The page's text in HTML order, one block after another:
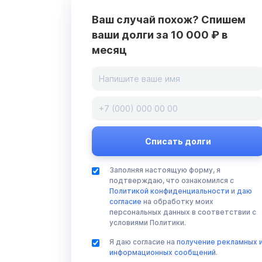
Ваш случай похож? Спишем
ваши долги за 10 000 ₽ в
месяц
Заполняя настоящую форму, я
подтверждаю, что ознакомился с
Политикой конфиденциальности и даю
согласие на обработку моих
персональных данных в соответствии с
условиями Политики.
Я даю согласие на получение рекламных
информационных сообщений.